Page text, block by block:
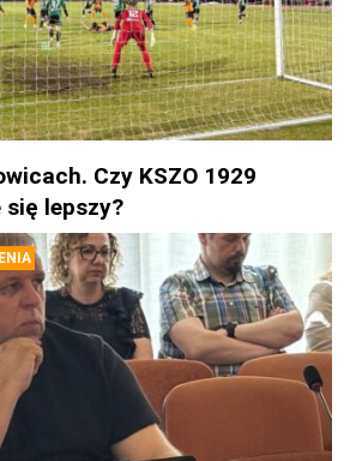
Czy KSZO 1929
się lepszy?